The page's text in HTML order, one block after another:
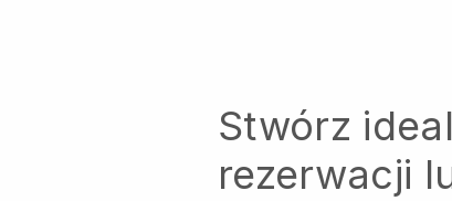
Stwórz
rezerwacji